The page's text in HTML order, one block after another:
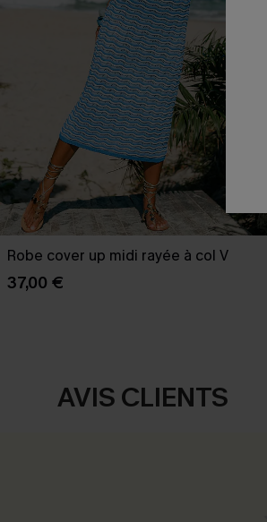
Robe cover up midi rayée à col V
37,00 €
AVIS CLIENTS